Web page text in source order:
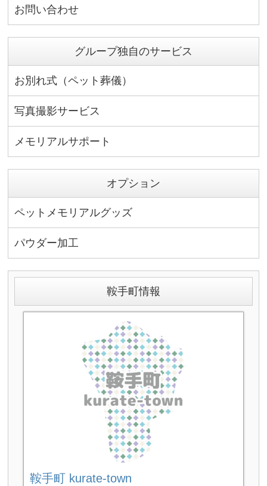
お問い合わせ
グループ独自のサービス
お別れ式（ペット葬儀）
写真撮影サービス
メモリアルサポート
オプション
ペットメモリアルグッズ
パウダー加工
鞍手町情報
鞍手町 kurate-town